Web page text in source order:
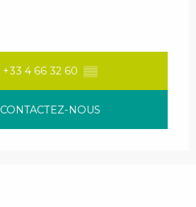
+33 4 66 32 60 ▒▒
CONTACTEZ-NOUS